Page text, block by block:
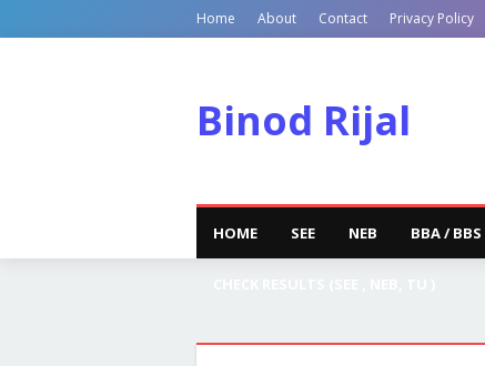
Home About Contact Privacy Policy
Binod Rijal
HOME SEE NEB BBA / BBS